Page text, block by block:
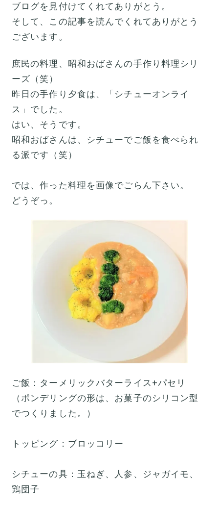
ブログを見付けてくれてありがとう。
そして、この記事を読んでくれてありがとう
ございます。
庶民の料理、昭和おばさんの手作り料理シリ
ーズ（笑）
昨日の手作り夕食は、「シチューオンライ
ス」でした。
はい、そうです。
昭和おばさんは、シチューでご飯を食べられ
る派です（笑）
では、作った料理を画像でごらん下さい。
どうぞっ。
ご飯：ターメリックバターライス+パセリ
（ポンデリングの形は、お菓子のシリコン型
でつくりました。）
トッピング：ブロッコリー
シチューの具：玉ねぎ、人参、ジャガイモ、
鶏団子